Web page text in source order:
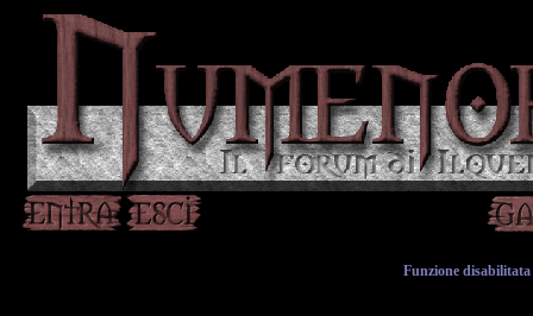
Funzione disabilitata